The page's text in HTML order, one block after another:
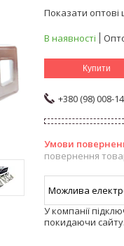
Показати оптові
В наявності
Купити
+380 (98) 008-
повернення
У компанії
покидаючи сайту.